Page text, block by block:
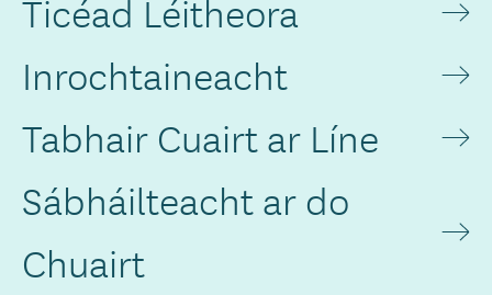
Ticéad Léitheora
Inrochtaineacht
Tabhair Cuairt ar Líne
Sábháilteacht ar do
Chuairt